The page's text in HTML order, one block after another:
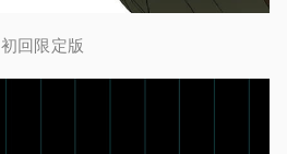
初回限定版